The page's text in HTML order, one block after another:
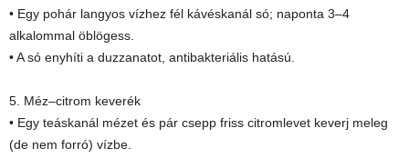
• Egy pohár langyos vízhez fél kávéskanál só; naponta 3–4
alkalommal öblögess.
• A só enyhíti a duzzanatot, antibakteriális hatású.
5. Méz–citrom keverék
• Egy teáskanál mézet és pár csepp friss citromlevet keverj meleg
(de nem forró) vízbe.